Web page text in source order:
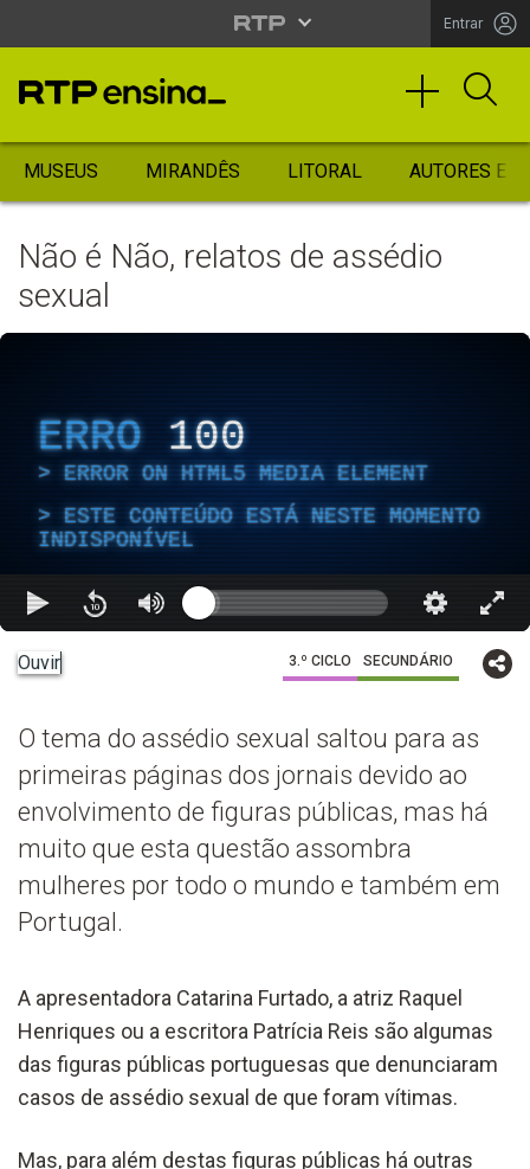
Entrar
MUSEUS MIRANDÊS LITORAL AUTORES
Não é Não, relatos de assédio
sexual
ERRO 100
ERROR ON HTML5 MEDIA ELEMENT
ESTE CONTEÚDO ESTÁ NESTE MOMENTO
INDISPONÍVEL
Ouvir 3.º CICLO SECUNDÁRIO
O tema do assédio sexual saltou para as
primeiras páginas dos jornais devido ao
envolvimento de figuras públicas, mas há
muito que esta questão assombra
mulheres por todo o mundo e também em
Portugal.
A apresentadora Catarina Furtado, a atriz Raquel
Henriques ou a escritora Patrícia Reis são algumas
das figuras públicas portuguesas que denunciaram
casos de assédio sexual de que foram vítimas.
Mas, para além destas figuras públicas há outras